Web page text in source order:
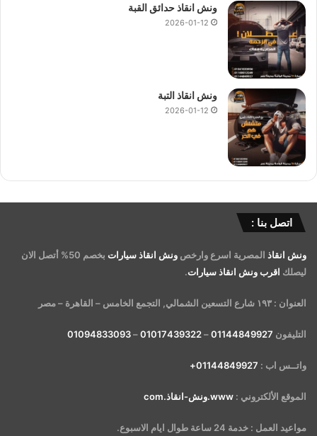
ونش انقاذ حدائق القبة
2026-01-12
ونش انقاذ التبة
2026-01-12
اتصل بنا :
ونش انقاذ المصرية اسرع وارخص ونش انقاذ سيارات
بخصم 50% أتصل الان
ليصلك اقرب ونش انقاذ سيارات.
العنوان : ١٩٣ شارع التسعين الشمالي, التجمع الخامس – القاهرة – مصر
التليفون 01144849927
–
01017439322
–
01094833093
واتــس اب : 01144849927+
الموقع الألكتروني : www.ونش-انقاذ.com
مواعيد العمل : خدمة 24 ساعة طوال ايام الاسبوع.